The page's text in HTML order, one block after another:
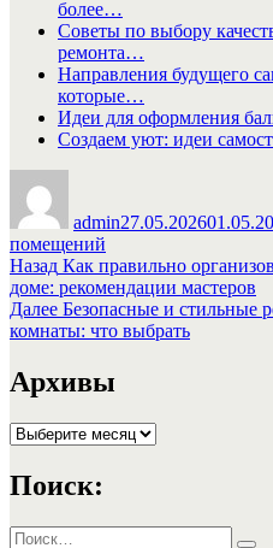
более…
Советы по выбору
ремонта…
Направления будущего
которые…
Идеи для оформления
Создаем уют: идеи
admin27.05.2026
помещений
Навигация
по
записям
Назад Предыдущая
запись:
Как правильно
доме: рекомендации мастеров
Далее Следующая
запись:
Безопасные и стильные
комнаты: что выбрать
Архивы
Архивы
Поиск:
Искать: